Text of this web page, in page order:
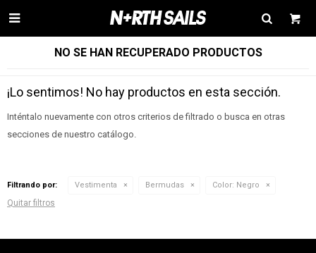

NO SE HAN RECUPERADO PRODUCTOS
¡Lo sentimos! No hay productos en esta sección.
Inténtalo nuevamente con otros criterios de filtrado o busca en otras
secciones de nuestro catálogo.
Filtrando por: Vestimenta Bermudas Color: Negro
Quitar filtros